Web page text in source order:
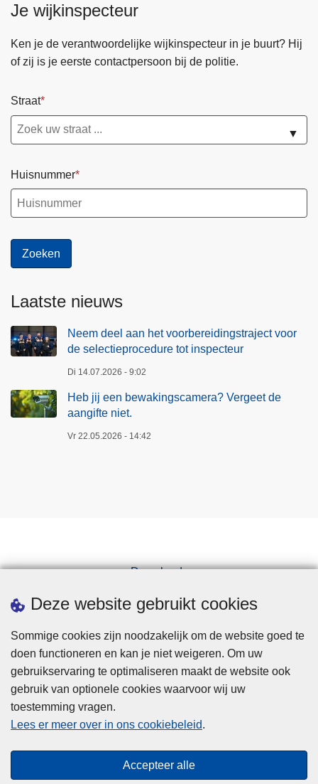
Deze website gebruikt cookies
Sommige cookies zijn noodzakelijk om de website goed te
doen functioneren en kan je niet weigeren. Om uw
gebruikservaring te optimaliseren maakt de website ook
gebruik van optionele cookies waarvoor wij uw
toestemming vragen.
Lees er meer over in ons cookiebeleid.
Accepteer alle
Je wijkinspecteur
Ken je de verantwoordelijke wijkinspecteur in je buurt? Hij
of zij is je eerste contactpersoon bij de politie.
Straat
▼
Huisnummer
Laatste nieuws
Neem deel aan het voorbereidingstraject voor
de selectieprocedure tot inspecteur
Di 14.07.2026 - 9:02
Heb jij een bewakingscamera? Vergeet de
aangifte niet.
Vr 22.05.2026 - 14:42
Downloads
Pers
Privacy
Toegankelijkheid